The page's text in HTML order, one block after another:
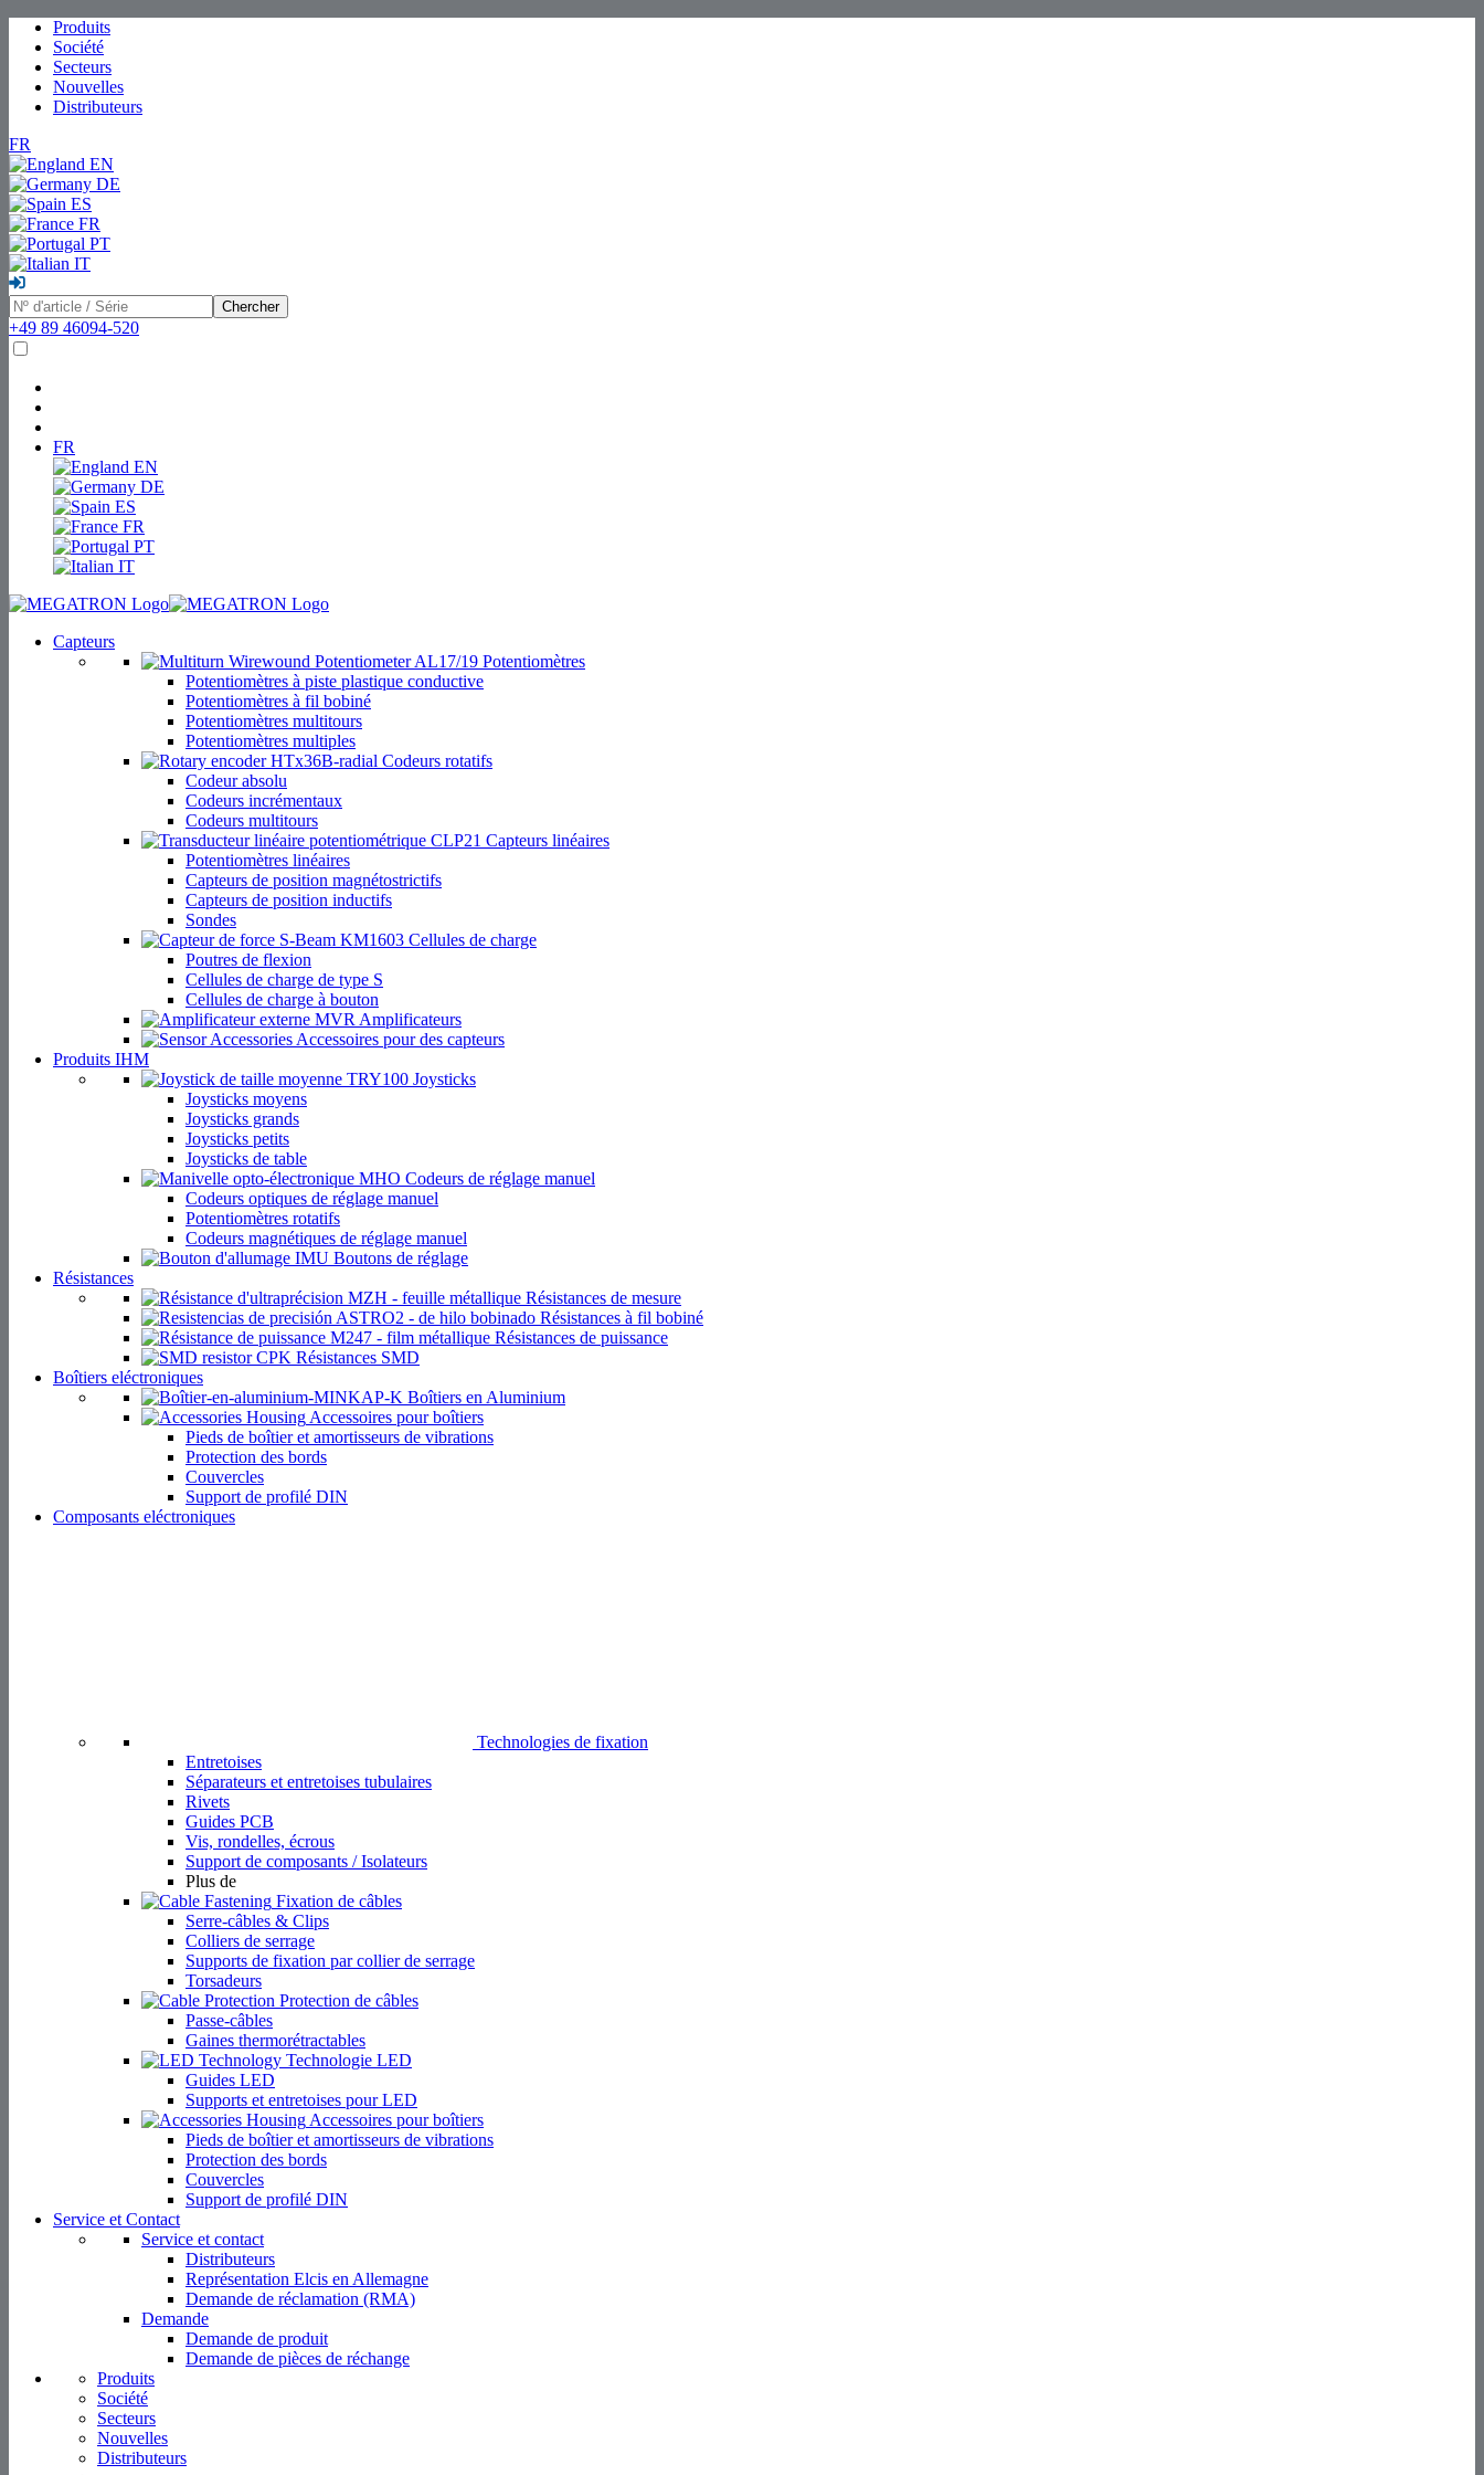
Produits
Société
Secteurs
Nouvelles
Distributeurs
FR
EN
DE
ES
FR
PT
IT
Chercher
+49 89 46094-520
FR
EN
DE
ES
FR
PT
IT
Capteurs
Potentiomètres
Potentiomètres à piste plastique conductive
Potentiomètres à fil bobiné
Potentiomètres multitours
Potentiomètres multiples
Codeurs rotatifs
Codeur absolu
Codeurs incrémentaux
Codeurs multitours
Capteurs linéaires
Potentiomètres linéaires
Capteurs de position magnétostrictifs
Capteurs de position inductifs
Sondes
Cellules de charge
Poutres de flexion
Cellules de charge de type S
Cellules de charge à bouton
Amplificateurs
Accessoires pour des capteurs
Produits IHM
Joysticks
Joysticks moyens
Joysticks grands
Joysticks petits
Joysticks de table
Codeurs de réglage manuel
Codeurs optiques de réglage manuel
Potentiomètres rotatifs
Codeurs magnétiques de réglage manuel
Boutons de réglage
Résistances
Résistances de mesure
Résistances à fil bobiné
Résistances de puissance
Résistances SMD
Boîtiers eléctroniques
Boîtiers en Aluminium
Accessoires pour boîtiers
Pieds de boîtier et amortisseurs de vibrations
Protection des bords
Couvercles
Support de profilé DIN
Composants eléctroniques
Technologies de fixation
Entretoises
Séparateurs et entretoises tubulaires
Rivets
Guides PCB
Vis, rondelles, écrous
Support de composants / Isolateurs
Plus de
Fixation de câbles
Serre-câbles & Clips
Colliers de serrage
Supports de fixation par collier de serrage
Torsadeurs
Protection de câbles
Passe-câbles
Gaines thermorétractables
Technologie LED
Guides LED
Supports et entretoises pour LED
Accessoires pour boîtiers
Pieds de boîtier et amortisseurs de vibrations
Protection des bords
Couvercles
Support de profilé DIN
Service et Contact
Service et contact
Distributeurs
Représentation Elcis en Allemagne
Demande de réclamation (RMA)
Demande
Demande de produit
Demande de pièces de réchange
Produits
Société
Secteurs
Nouvelles
Distributeurs